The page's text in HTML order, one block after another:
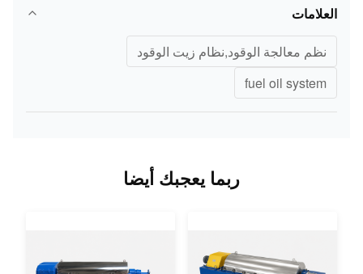
العلامات
نظم معالجة الوقود,نظام زيت الوقود
fuel oil system
ربما يعجبك أيضا